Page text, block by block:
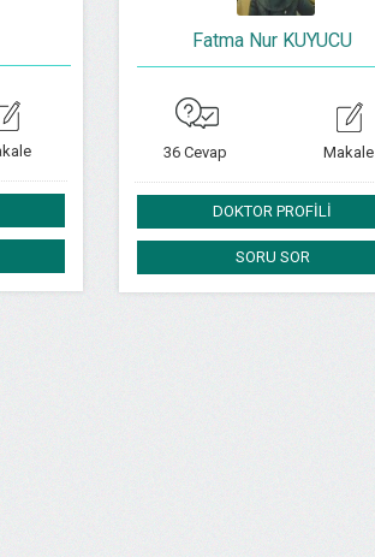
Fatma Nur KUYUCU
36 Cevap Makale
DOKTOR PROFİLİ
SORU SOR